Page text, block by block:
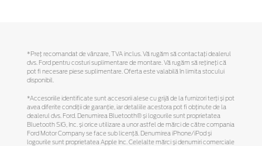
*Preţ recomandat de vânzare, TVA inclus. Vă rugăm să contactaţi dealerul
dvs. Ford pentru costuri suplimentare de montare. Vă rugăm să reţineţi că
pot fi necesare piese suplimentare. Oferta este valabilă în limita stocului
disponibil.
*Accesoriile identificate sunt accesorii alese cu grijă de la furnizori terți și pot
avea diferite condiții de garanție, iar detaliile acestora pot fi obținute de la
dealerul dvs. Ford. Denumirea Bluetooth® și logourile sunt proprietatea
Bluetooth SIG, Inc. și orice utilizare a unor astfel de mărci de către compania
Ford Motor Company se face sub licență. Denumirea iPhone/iPod și
logourile sunt proprietatea Apple Inc. Celelalte mărci și denumiri comerciale